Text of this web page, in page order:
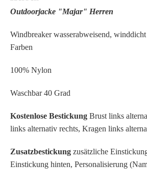
Outdoorjacke "Majar" Herren
Windbreaker wasserabweisend,
Farben
100% Nylon
Waschbar 40 Grad
Kostenlose Bestickung Brust links
links alternativ rechts, Kragen links
Zusatzbestickung zusätzliche
Einstickung hinten, Personalisierung